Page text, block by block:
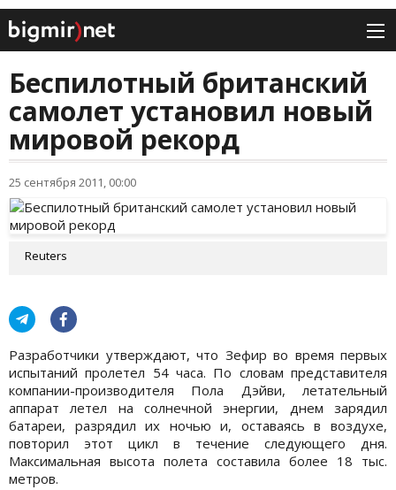
Беспилотный британский
самолет установил новый
мировой рекорд
25 сентября 2011, 00:00
Reuters
Разработчики утверждают, что Зефир во время первых
испытаний пролетел 54 часа. По словам представителя
компании-производителя Пола Дэйви, летательный
аппарат летел на солнечной энергии, днем зарядил
батареи, разрядил их ночью и, оставаясь в воздухе,
повторил этот цикл в течение следующего дня.
Максимальная высота полета составила более 18 тыс.
метров.